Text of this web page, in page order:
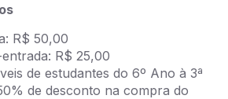
R$ 50,00
R$ 25,00
de estudantes do 6º Ano à 3ª
de desconto na compra do